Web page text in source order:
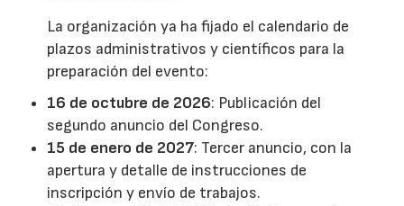
La organización ya ha fijado el calendario de
plazos administrativos y científicos para la
preparación del evento:
16 de octubre de 2026: Publicación del
segundo anuncio del Congreso.
15 de enero de 2027: Tercer anuncio, con la
apertura y detalle de instrucciones de
inscripción y envío de trabajos.